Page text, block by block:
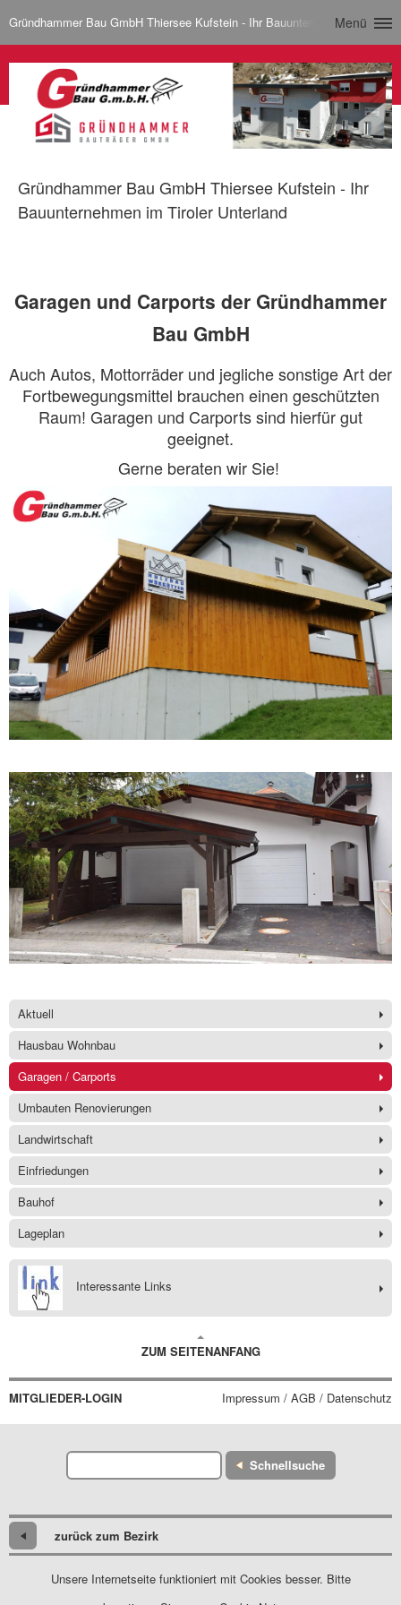
Gründhammer Bau GmbH Thiersee Kufstein - Ihr Bauunternehmen im
Menü
Gründhammer Bau GmbH Thiersee Kufstein - Ihr
Bauunternehmen im Tiroler Unterland
Garagen und Carports der Gründhammer
Bau GmbH
Auch Autos, Mottorräder und jegliche sonstige Art der
Fortbewegungsmittel brauchen einen geschützten
Raum! Garagen und Carports sind hierfür gut
geeignet.
Gerne beraten wir Sie!
Aktuell
Hausbau Wohnbau
Garagen / Carports
Umbauten Renovierungen
Landwirtschaft
Einfriedungen
Bauhof
Lageplan
Interessante Links
ZUM SEITENANFANG
MITGLIEDER-LOGIN Impressum / AGB / Datenschutz
Schnellsuche
zurück zum Bezirk
Unsere Internetseite funktioniert mit Cookies besser. Bitte